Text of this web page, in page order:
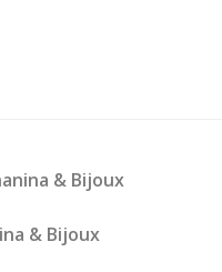
& Bijoux
& Bijoux